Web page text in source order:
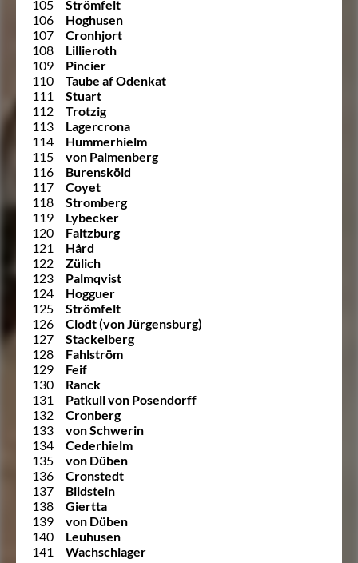
105
Strömfelt
106
Hoghusen
107
Cronhjort
108
Lillieroth
109
Pincier
110
Taube af Odenkat
111
Stuart
112
Trotzig
113
Lagercrona
114
Hummerhielm
115
von Palmenberg
116
Burensköld
117
Coyet
118
Stromberg
119
Lybecker
120
Faltzburg
121
Hård
122
Zülich
123
Palmqvist
124
Hogguer
125
Strömfelt
126
Clodt (von Jürgensburg)
127
Stackelberg
128
Fahlström
129
Feif
130
Ranck
131
Patkull von Posendorff
132
Cronberg
133
von Schwerin
134
Cederhielm
135
von Düben
136
Cronstedt
137
Bildstein
138
Giertta
139
von Düben
140
Leuhusen
141
Wachschlager